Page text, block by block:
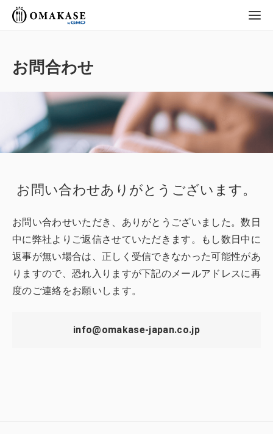
お問合わせ
お問い合わせありがとうございます。
お問い合わせいただき、ありがとうございました。数日
中に弊社よりご返信させていただきます。もし数日中に
返事が無い場合は、正しく受信できなかった可能性があ
りますので、恐れ入りますが下記のメールアドレスに再
度のご連絡をお願いします。
info@omakase-japan.co.jp